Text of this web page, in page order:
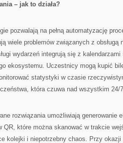
– jak to działa?
pozwalają na pełną automatyzację
wiele problemów związanych z obsługą
wydarzeń integrują się z
ekosystemu. Uczestnicy mogą kupić
statystyki w czasie
która czuwa nad wszystkim 24/
rozwiązania umożliwiają generowanie
QR, które można skanować w trakcie
kolejki i niepotrzebny chaos. Przy